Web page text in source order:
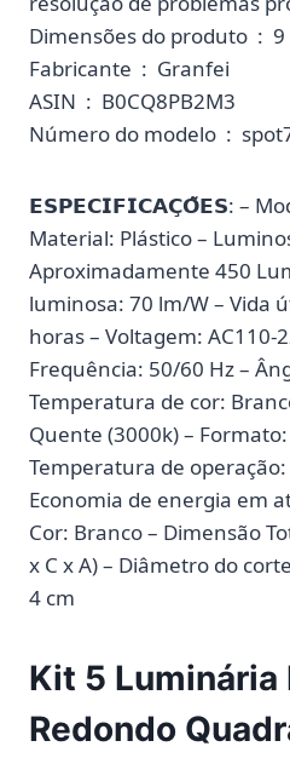
Fabricante ‏ : ‎ Granfei
ASIN ‏ : ‎ B0CQ8PB2M3
Número do modelo
𝗘𝗦𝗣𝗘𝗖𝗜𝗙𝗜𝗖𝗔𝗖̧𝗢̃𝗘𝗦: –
Material: Plástico –
Aproximadamente 450
luminosa: 70 lm/W – Vida
horas – Voltagem: AC110-
Frequência: 50/60 Hz –
Temperatura de cor:
Quente (3000k) –
Temperatura de operação:
Economia de energia em
Cor: Branco – Dimensão
x C x A) – Diâmetro do
4 cm
Kit 5 Luminária
Redondo